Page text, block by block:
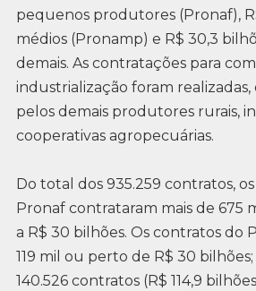
pequenos produtores (Pronaf),
médios (Pronamp) e R$ 30,3
demais. As contratações para
industrialização foram realizadas,
pelos demais produtores rurais,
cooperativas agropecuárias.
Do total dos 935.259 contratos,
Pronaf contrataram mais de 675
a R$ 30 bilhões. Os contratos do
119 mil ou perto de R$ 30 bilhões;
140.526 contratos (R$ 114,9